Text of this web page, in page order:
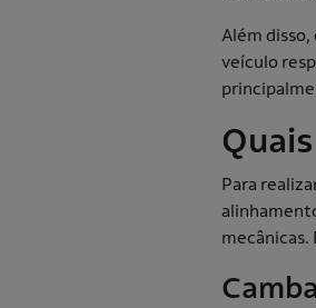
Além
veículo
Para
mecânicas.